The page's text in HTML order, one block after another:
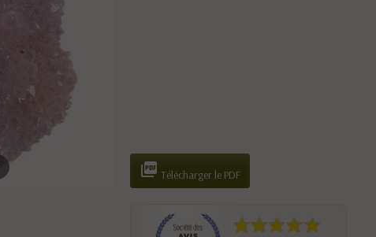
 Télécharger le PDF